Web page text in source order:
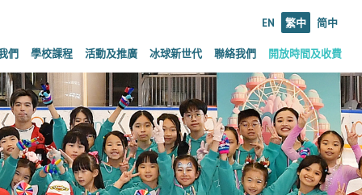
EN 繁中 简中
們 學校課程 活動及推廣 冰球新世代 聯絡我們 開放時間及收費